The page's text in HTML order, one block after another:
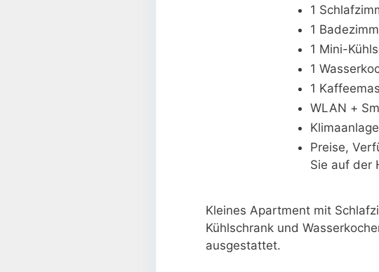
1
1
1 Mini-
1
1
WLAN +
Preise,
Sie auf der
Kleines Apartment mit
Kühlschrank und
ausgestattet.